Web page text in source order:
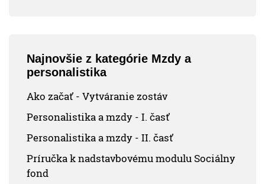
Najnovšie z kategórie Mzdy a
personalistika
Ako začať - Vytváranie zostáv
Personalistika a mzdy - I. časť
Personalistika a mzdy - II. časť
Príručka k nadstavbovému modulu Sociálny
fond